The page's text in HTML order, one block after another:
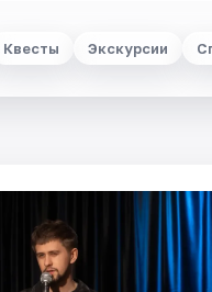
Квесты Экскурсии